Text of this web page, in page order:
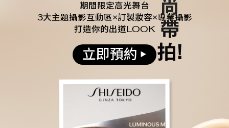
期間限定高光舞台
3大主題攝影互動區×訂製妝容×專業攝影
打造你的出道LOOK
立即預約 ▶